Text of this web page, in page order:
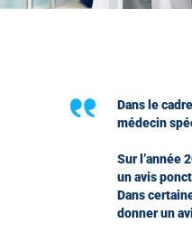
Dans le
médecin
Sur l’année
un avis
Dans
donner un